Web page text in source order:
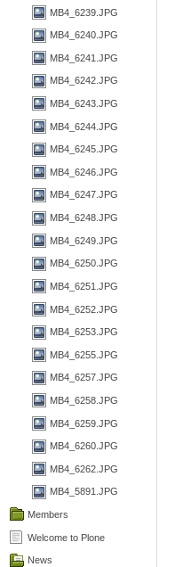
MB4_6239.JPG
MB4_6240.JPG
MB4_6241.JPG
MB4_6242.JPG
MB4_6243.JPG
MB4_6244.JPG
MB4_6245.JPG
MB4_6246.JPG
MB4_6247.JPG
MB4_6248.JPG
MB4_6249.JPG
MB4_6250.JPG
MB4_6251.JPG
MB4_6252.JPG
MB4_6253.JPG
MB4_6255.JPG
MB4_6257.JPG
MB4_6258.JPG
MB4_6259.JPG
MB4_6260.JPG
MB4_6262.JPG
MB4_5891.JPG
Members
Welcome to Plone
News